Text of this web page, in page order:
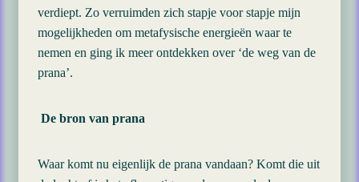
verdiept. Zo verruimden zich stapje voor stapje mijn
mogelijkheden om metafysische energieën waar te
nemen en ging ik meer ontdekken over ‘de weg van de
prana’.
De bron van prana
Waar komt nu eigenlijk de prana vandaan? Komt die uit